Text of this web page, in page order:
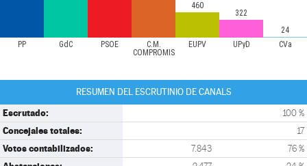
PP GdC PSOE
C.M.
COMPROMIS
EUPV UPyD CVa
460
322
24
RESUMEN DEL ESCRUTINIO DE CANALS
Escrutado: 100 %
Concejales totales: 17
Votos contabilizados: 7.843 76 %